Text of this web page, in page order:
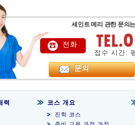
세인트 메리 관한 문의
전화
접수 시간:
문의
력 코스 개요
진학 코스